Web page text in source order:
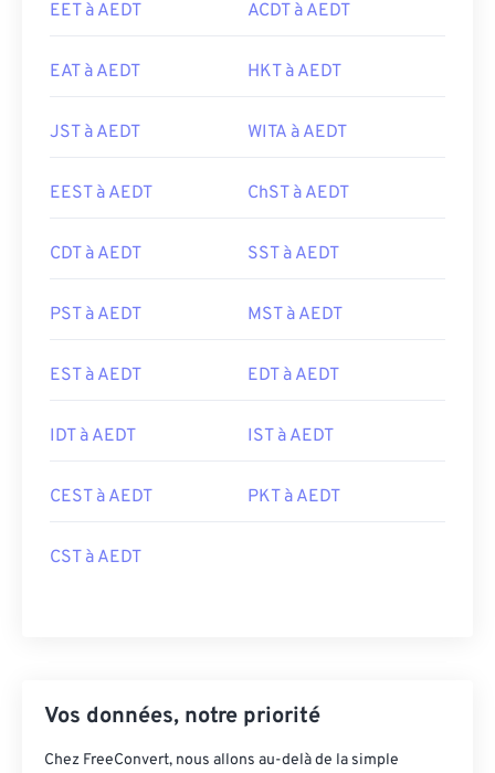
EET à AEDT ACDT à AEDT
EAT à AEDT HKT à AEDT
JST à AEDT WITA à AEDT
EEST à AEDT ChST à AEDT
CDT à AEDT SST à AEDT
PST à AEDT MST à AEDT
EST à AEDT EDT à AEDT
IDT à AEDT IST à AEDT
CEST à AEDT PKT à AEDT
CST à AEDT
Vos données, notre priorité
Chez FreeConvert, nous allons au-delà de la simple